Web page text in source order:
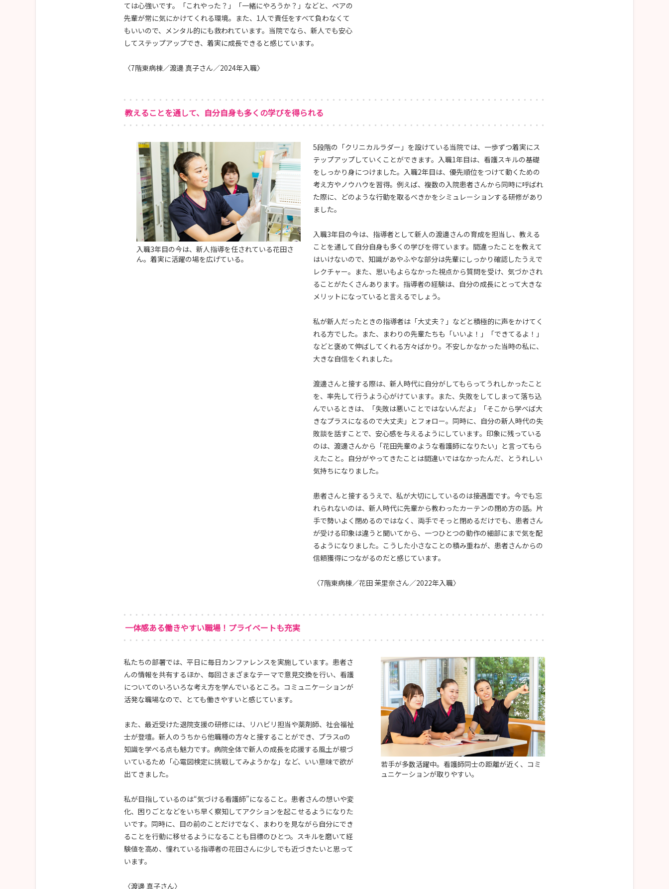
ては心強いです。「これやった？」「一緒にやろうか？」などと、ペアの
先輩が常に気にかけてくれる環境。また、1人で責任をすべて負わなくて
もいいので、メンタル的にも救われています。当院でなら、新人でも安心
してステップアップでき、着実に成長できると感じています。
〈7階東病棟／渡邊 真子さん／2024年入職〉
教えることを通して、自分自身も多くの学びを得られる
入職3年目の今は、新人指導を任されている花田さ
ん。着実に活躍の場を広げている。
5段階の「クリニカルラダー」を設けている当院では、一歩ずつ着実にス
テップアップしていくことができます。入職1年目は、看護スキルの基礎
をしっかり身につけました。入職2年目は、優先順位をつけて動くための
考え方やノウハウを習得。例えば、複数の入院患者さんから同時に呼ばれ
た際に、どのような行動を取るべきかをシミュレーションする研修があり
ました。
入職3年目の今は、指導者として新人の渡邊さんの育成を担当し、教える
ことを通して自分自身も多くの学びを得ています。間違ったことを教えて
はいけないので、知識があやふやな部分は先輩にしっかり確認したうえで
レクチャー。また、思いもよらなかった視点から質問を受け、気づかされ
ることがたくさんあります。指導者の経験は、自分の成長にとって大きな
メリットになっていると言えるでしょう。
私が新人だったときの指導者は「大丈夫？」などと積極的に声をかけてく
れる方でした。また、まわりの先輩たちも「いいよ！」「できてるよ！」
などと褒めて伸ばしてくれる方々ばかり。不安しかなかった当時の私に、
大きな自信をくれました。
渡邊さんと接する際は、新人時代に自分がしてもらってうれしかったこと
を、率先して行うよう心がけています。また、失敗をしてしまって落ち込
んでいるときは、「失敗は悪いことではないんだよ」「そこから学べば大
きなプラスになるので大丈夫」とフォロー。同時に、自分の新人時代の失
敗談を話すことで、安心感を与えるようにしています。印象に残っている
のは、渡邊さんから「花田先輩のような看護師になりたい」と言ってもら
えたこと。自分がやってきたことは間違いではなかったんだ、とうれしい
気持ちになりました。
患者さんと接するうえで、私が大切にしているのは接遇面です。今でも忘
れられないのは、新人時代に先輩から教わったカーテンの閉め方の話。片
手で勢いよく閉めるのではなく、両手でそっと閉めるだけでも、患者さん
が受ける印象は違うと聞いてから、一つひとつの動作の細部にまで気を配
るようになりました。こうした小さなことの積み重ねが、患者さんからの
信頼獲得につながるのだと感じています。
〈7階東病棟／花田 茉里奈さん／2022年入職〉
一体感ある働きやすい職場！プライベートも充実
私たちの部署では、平日に毎日カンファレンスを実施しています。患者さ
んの情報を共有するほか、毎回さまざまなテーマで意見交換を行い、看護
についてのいろいろな考え方を学んでいるところ。コミュニケーションが
活発な職場なので、とても働きやすいと感じています。
また、最近受けた退院支援の研修には、リハビリ担当や薬剤師、社会福祉
士が登壇。新人のうちから他職種の方々と接することができ、プラスαの
知識を学べる点も魅力です。病院全体で新人の成長を応援する風土が根づ
いているため「心電図検定に挑戦してみようかな」など、いい意味で欲が
出てきました。
私が目指しているのは“気づける看護師”になること。患者さんの想いや変
化、困りごとなどをいち早く察知してアクションを起こせるようになりた
いです。同時に、目の前のことだけでなく、まわりを見ながら自分にでき
ることを行動に移せるようになることも目標のひとつ。スキルを磨いて経
験値を高め、憧れている指導者の花田さんに少しでも近づきたいと思って
います。
〈渡邊 真子さん〉
若手が多数活躍中。看護師同士の距離が近く、コミ
ュニケーションが取りやすい。